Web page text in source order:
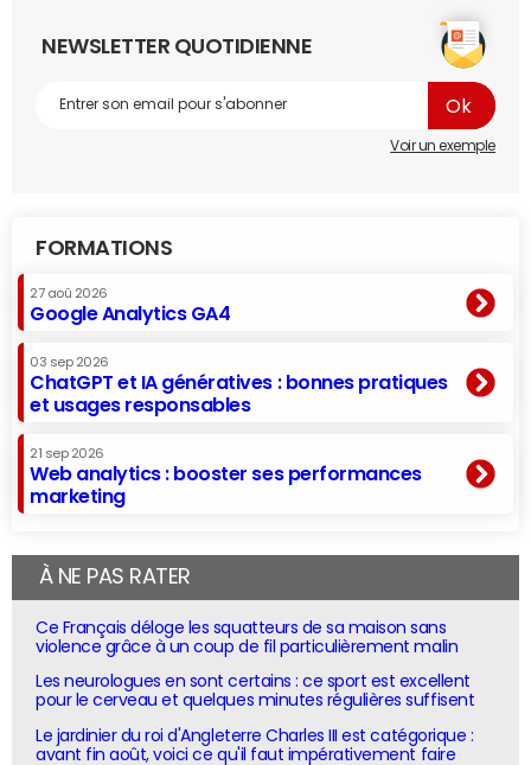
NEWSLETTER QUOTIDIENNE
Voir un exemple
FORMATIONS
27 aoû 2026
Google Analytics GA4
03 sep 2026
ChatGPT et IA génératives : bonnes pratiques
et usages responsables
21 sep 2026
Web analytics : booster ses performances
marketing
À NE PAS RATER
Ce Français déloge les squatteurs de sa maison sans
violence grâce à un coup de fil particulièrement malin
Les neurologues en sont certains : ce sport est excellent
pour le cerveau et quelques minutes régulières suffisent
Le jardinier du roi d'Angleterre Charles III est catégorique :
avant fin août, voici ce qu'il faut impérativement faire